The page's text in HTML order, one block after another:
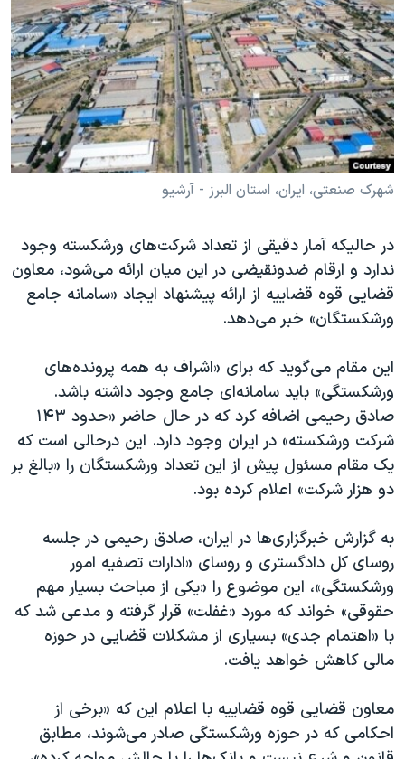
فرهنگ و زندگی
حقوق شهروندی
اقتصادی
علم و فناوری
اسرائیل در جنگ
مستندها
انتخابات ریاست جمهوری آمریکا ۲۰۲۴
حمله جمهوری اسلامی به اسرائیل
رمز مهسا
ورزش زنان در ایران
تریبونال مردمی آبان ۹۸
دادگاه حمید نوری
چهل سال گروگان‌گیری
اعتراضات مردمی آبان ۹۸
اسرائیل در جنگ
نرگس محمدی برنده جایزه نوبل صلح
همایش محافظه‌کاران آمریکا «سی‌پک»
سفر پرزیدنت ترامپ به چین
دنبال کنید
زبانهای مختلف
شهرک صنعتی، ایران، استان البرز - آرشیو
در حالیکه آمار دقیقی از تعداد شرکت‌های ورشکسته وجود
ندارد و ارقام ضد‌ونقیضی در این میان ارائه می‌شود، معاون
قضایی قوه قضاییه از ارائه پیشنهاد ایجاد «سامانه جامع
ورشکستگان» خبر می‌دهد.
این مقام می‌گوید که برای «اشراف به همه پرونده‌های
ورشکستگی» باید سامانه‌ای جامع وجود داشته باشد.
صادق رحیمی اضافه کرد که در حال حاضر «حدود ۱۴۳
شرکت ورشکسته» در ایران وجود دارد. این درحالی است که
یک مقام مسئول پیش از این تعداد ورشکستگان را «بالغ بر
دو هزار شرکت» اعلام کرده بود.
به گزارش خبرگزاری‌ها در ایران، صادق رحیمی در جلسه
روسای کل دادگستری و روسای «ادارات تصفیه امور
ورشکستگی»، این موضوع را «یکی از مباحث بسیار مهم
حقوقی» خواند که مورد «غفلت» قرار گرفته و مدعی شد که
با «اهتمام جدی» بسیاری از مشکلات قضایی در حوزه
مالی کاهش خواهد یافت.
معاون قضایی قوه قضاییه با اعلام این که «برخی از
احکامی که در حوزه ورشکستگی صادر می‌شوند، مطابق